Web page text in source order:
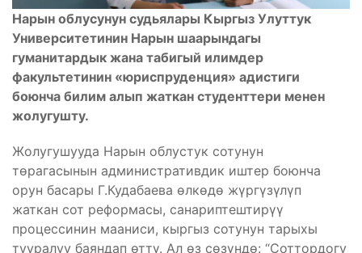
Нарын облусунун судьялары Кыргыз Улуттук
Университетинин Нарын шаарындагы
гуманитардык жана табигый илимдер
факультетинин «юриспруденция» адистиги
боюнча билим алып жаткан студенттери менен
жолугушту.
Жолугушууда Нарын облустук сотунун
төрагасынын административдик иштер боюнча
орун басары Г.Кудабаева өлкөдө жүргүзүлүп
жаткан сот реформасы, санариптештирүү
процессинин мааниси, кыргыз сотунун тарыхы
тууралуу баяндап өттү. Ал өз сөзүндө: “Соттордогу